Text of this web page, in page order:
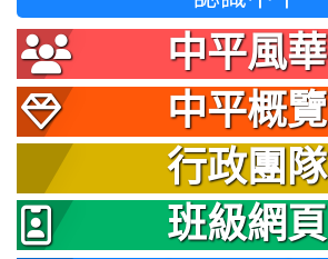
中平風華
中平概覽
行政團隊
班級網頁